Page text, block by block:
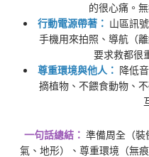
的很心痛。
行動電源帶著： 山區訊
手機用來拍照、導航（
要求救都很
尊重環境與他人： 降低
摘植物、不餵食動物、
一句話總結： 準備周全（裝
氣、地形）、尊重環境（無